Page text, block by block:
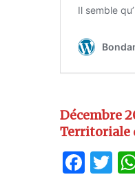
Décembre
Territoriale